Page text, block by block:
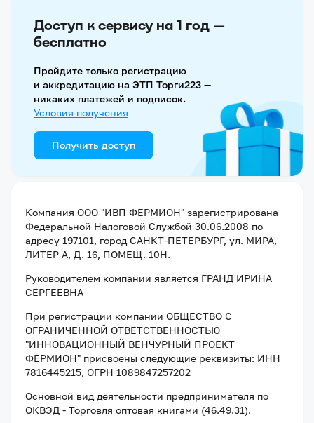
Доступ к сервису на 1 год —
бесплатно
Пройдите только регистрацию
и аккредитацию на ЭТП Торги223 —
никаких платежей и подписок.
Условия получения
Получить доступ
Компания ООО "ИВП ФЕРМИОН" зарегистрирована
Федеральной Налоговой Службой 30.06.2008 по
адресу 197101, город САНКТ-ПЕТЕРБУРГ, ул. МИРА,
ЛИТЕР А, Д. 16, ПОМЕЩ. 10Н.
Руководителем компании является ГРАНД ИРИНА
СЕРГЕЕВНА
При регистрации компании ОБЩЕСТВО С
ОГРАНИЧЕННОЙ ОТВЕТСТВЕННОСТЬЮ
"ИННОВАЦИОННЫЙ ВЕНЧУРНЫЙ ПРОЕКТ
ФЕРМИОН" присвоены следующие реквизиты: ИНН
7816445215, ОГРН 1089847257202
Основной вид деятельности предпринимателя по
ОКВЭД - Торговля оптовая книгами (46.49.31).